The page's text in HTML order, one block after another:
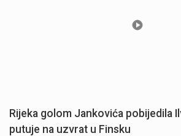
Rijeka golom Jankovića pobijedila
putuje na uzvrat u Finsku